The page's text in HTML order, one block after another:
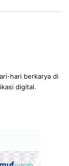
hari berkarya di
digital.